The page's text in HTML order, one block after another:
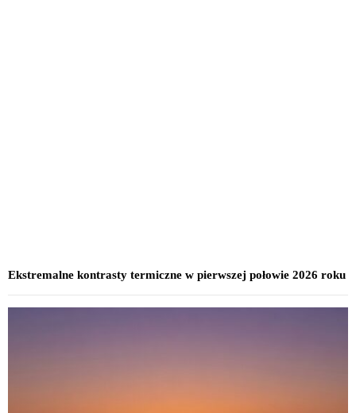
Ekstremalne kontrasty termiczne w pierwszej połowie 2026 roku